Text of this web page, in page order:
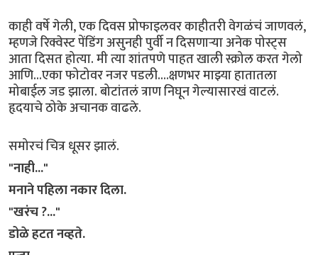
काही वर्षे गेली, एक दिवस प्रोफाइलवर काहीतरी वेगळंचं जाणवलं,
म्हणजे रिक्वेस्ट पेंडिंग असुनही पुर्वी न दिसणाऱ्या अनेक पोस्ट्स
आता दिसत होत्या. मी त्या शांतपणे पाहत खाली स्क्रोल करत गेलो
आणि...एका फोटोवर नजर पडली....क्षणभर माझ्या हातातला
मोबाईल जड झाला. बोटांतलं त्राण निघून गेल्यासारखं वाटलं.
हृदयाचे ठोके अचानक वाढले.
समोरचं चित्र धूसर झालं.
"नाही..."
मनाने पहिला नकार दिला.
"खरंच ?..."
डोळे हटत नव्हते.